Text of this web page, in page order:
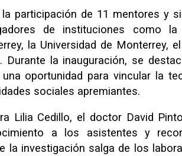
participación de 11 mentores y
de instituciones como
la Universidad de Monterrey, el
Durante la inauguración, se
oportunidad para vincular la
sociales apremiantes.
Lilia Cedillo, el doctor David
a los asistentes y
la investigación salga de los